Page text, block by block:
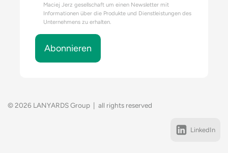
Maciej Jerz gesellschaft um einen Newsletter mit
Informationen über die Produkte und Dienstleistungen des
Unternehmens zu erhalten.
Abonnieren
© 2026 LANYARDS Group | all rights reserved
LinkedIn